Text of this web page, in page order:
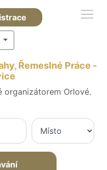
Řemeslné Práce -
organizátorem Orlové.